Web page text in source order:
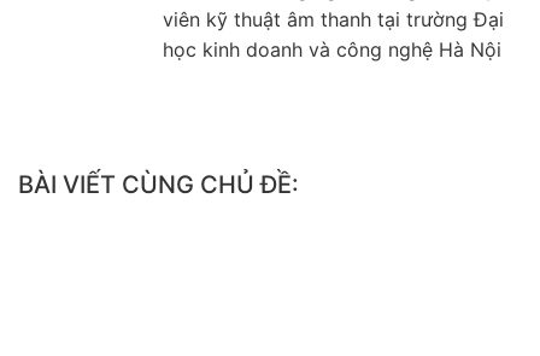
viên kỹ thuật âm thanh tại trường Đại
học kinh doanh và công nghệ Hà Nội
BÀI VIẾT CÙNG CHỦ ĐỀ: